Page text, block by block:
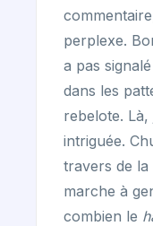
perplexe.
a pas signalé
dans les
rebelote.
intriguée.
travers de
marche à
combien le